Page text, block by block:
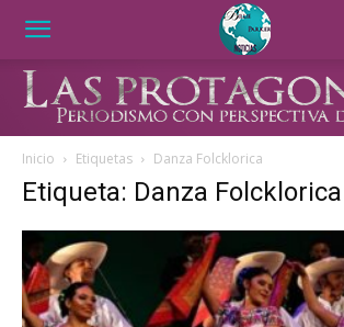
Inicio Etiquetas Danza Folcklorica
Etiqueta: Danza Folcklorica